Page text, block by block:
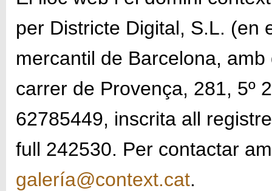
per Districte Digital, S.L. (en
mercantil de Barcelona,
carrer de Provença, 281, 5º
62785449, inscrita all
full 242530. Per contactar
galería@context.cat.